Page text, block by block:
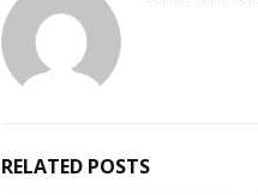
RELATED POSTS